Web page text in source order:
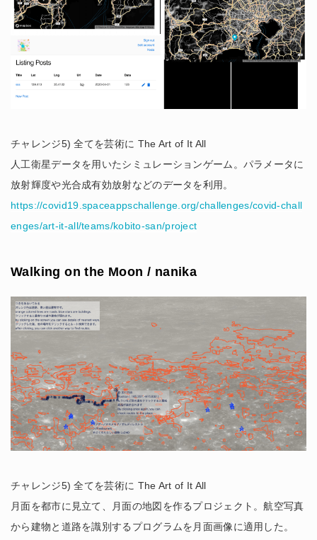
チャレンジ5) 全てを芸術に The Art of It All
人工衛星データを用いたシミュレーションゲーム。パラメータに
放射輝度や光合成有効放射などのデータを利用。
https://covid19.spaceappschallenge.org/challenges/covid-chall
enges/art-it-all/teams/kobito-san/project
Walking on the Moon / nanika
チャレンジ5) 全てを芸術に The Art of It All
月面を都市に見立て、月面の地図を作るプロジェクト。航空写真
から建物と道路を識別するプログラムを月面画像に適用した。